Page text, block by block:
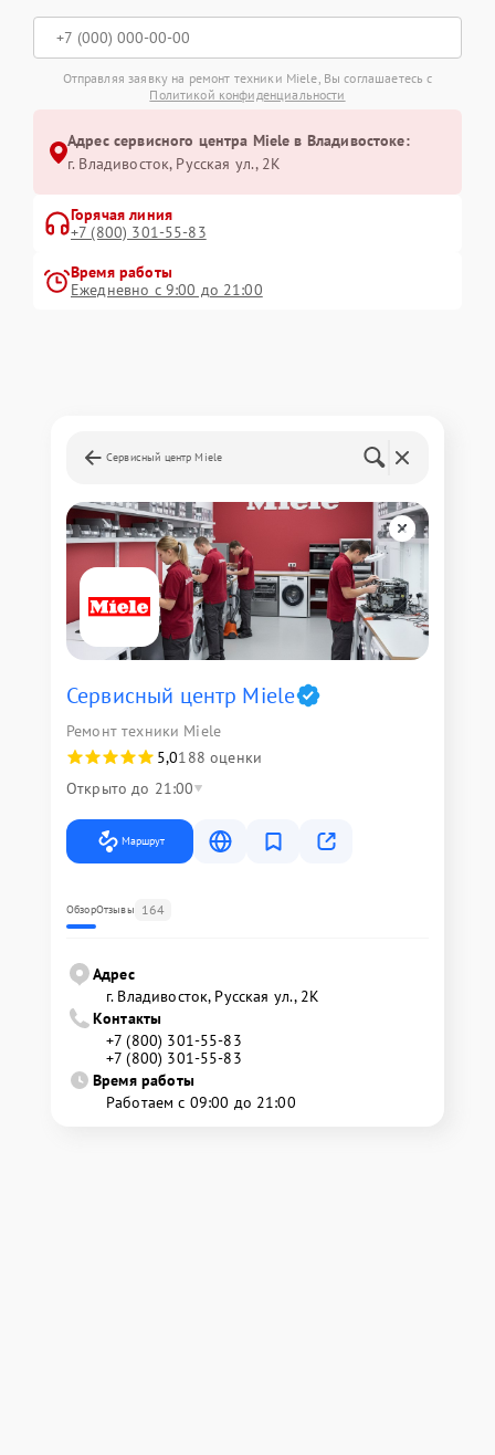
Отправляя заявку на ремонт техники Miele, Вы соглашаетесь с
Политикой конфиденциальности
Адрес сервисного центра Miele в Владивостоке:
г. Владивосток, Русская ул., 2К
Горячая линия
+7 (800) 301-55-83
Время работы
Ежедневно с 9:00 до 21:00
Сервисный центр Miele
Сервисный центр Miele
Ремонт техники Miele
5,0188 оценки
Открыто до 21:00
Маршрут
ОбзорОтзывы 164
Адрес
г. Владивосток, Русская ул., 2К
Контакты
+7 (800) 301-55-83
+7 (800) 301-55-83
Время работы
Работаем с 09:00 до 21:00